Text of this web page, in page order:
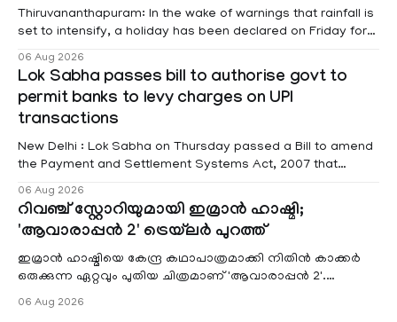
Thiruvananthapuram: In the wake of warnings that rainfall is
set to intensify, a holiday has been declared on Friday for
educational institutions across Pathanamthitta, Alappuzha,
Kottayam, Wayanad and Kasaragod districts. Meanwhile, a
red alert remains in place on Thursday for Kottayam,
Pathanamtitta and Idukki districts. Following a red alert on
06 Aug 2026
Lok Sabha passes bill to authorise govt to
permit banks to levy charges on UPI
transactions
New Delhi : Lok Sabha on Thursday passed a Bill to amend
the Payment and Settlement Systems Act, 2007 that
authorises the government to permit banks and other
service providers to levy charges on payments through
unified payments interface (UPI) and other notified
electronic payment modes. The amendment passed by the
06 Aug 2026
റിവഞ്ച് സ്റ്റോറിയുമായി ഇമ്രാൻ ഹാഷ്മി;
'ആവാരാപ്പൻ 2' ട്രെയ്‌ലർ പുറത്ത്
ഇമ്രാൻ ഹാഷ്മിയെ കേന്ദ്ര കഥാപാത്രമാക്കി നിതിൻ കാക്കർ
ഒരുക്കുന്ന ഏറ്റവും പുതിയ ചിത്രമാണ് 'ആവാരാപ്പൻ 2'.
ഐഎംഡിബി പട്ടിക
06 Aug 2026